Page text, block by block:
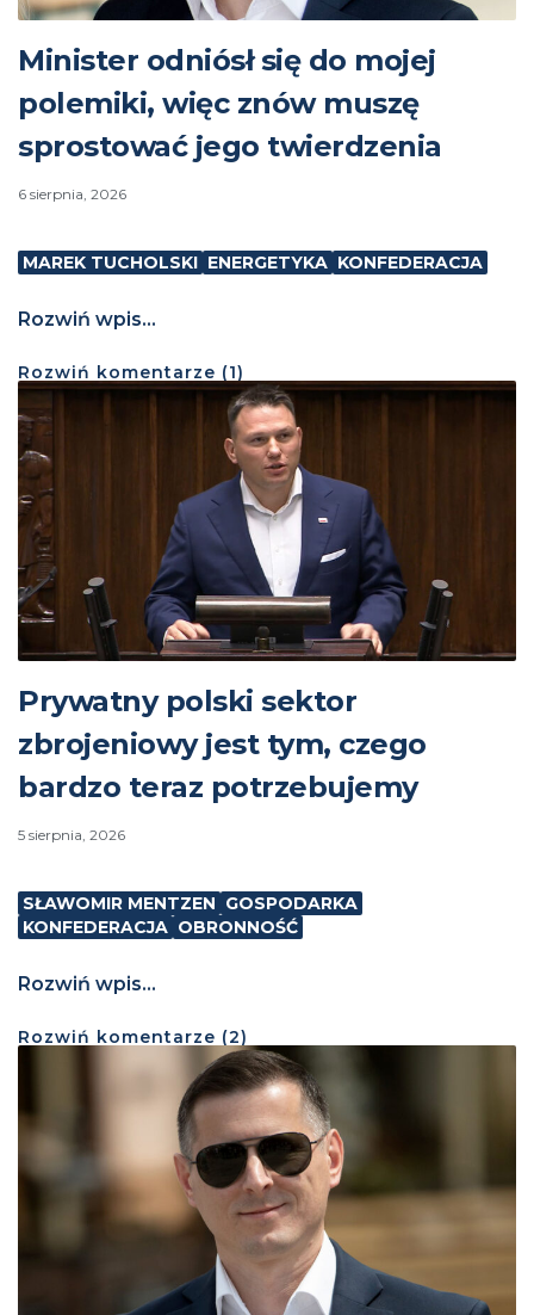
Minister odniósł się do mojej
polemiki, więc znów muszę
sprostować jego twierdzenia
6 sierpnia, 2026
MAREK TUCHOLSKI ENERGETYKA KONFEDERACJA
Rozwiń wpis...
Rozwiń komentarze (1)
Prywatny polski sektor
zbrojeniowy jest tym, czego
bardzo teraz potrzebujemy
5 sierpnia, 2026
SŁAWOMIR MENTZEN GOSPODARKA
KONFEDERACJA OBRONNOŚĆ
Rozwiń wpis...
Rozwiń komentarze (2)